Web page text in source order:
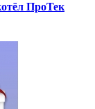
ПроТек